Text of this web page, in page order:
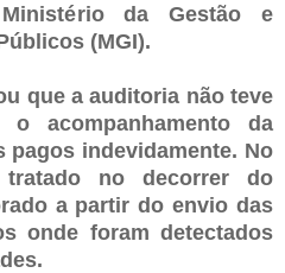
da Gestão e
(MGI).
que a auditoria não teve
acompanhamento da
pagos indevidamente. No
no decorrer do
a partir do envio das
onde foram detectados